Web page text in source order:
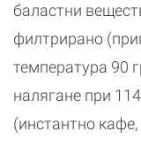
баластни
филтрирано
температура 90
налягане при
(инстантно